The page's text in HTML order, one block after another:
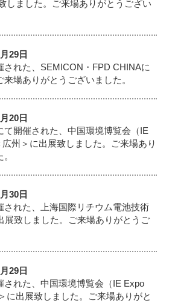
しました。ご来場ありがとうござい
29日
された、SEMICON・FPD CHINAに
場ありがとうございました。
20日
て開催された、中国環境博覧会（IE
州＞に出展致しました。ご来場あり
30日
された、上海国際リチウム電池技術
展致しました。ご来場ありがとうご
29日
された、中国環境博覧会（IE Expo
に出展致しました。ご来場ありがと